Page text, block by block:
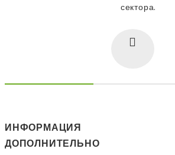
сектора.
ИНФОРМАЦИЯ
ДОПОЛНИТЕЛЬНО